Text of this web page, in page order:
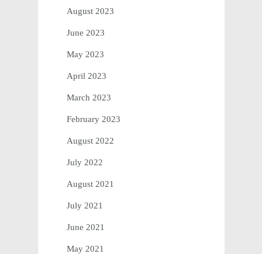
August 2023
June 2023
May 2023
April 2023
March 2023
February 2023
August 2022
July 2022
August 2021
July 2021
June 2021
May 2021